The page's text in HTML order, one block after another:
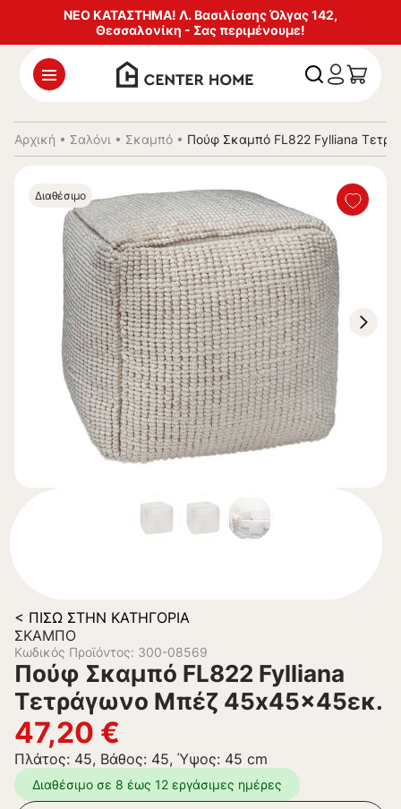
ΝΕΟ ΚΑΤΑΣΤΗΜΑ! Λ. Βασιλίσσης Όλγας 142,
Θεσσαλονίκη - Σας περιμένουμε!
Αρχική • Σαλόνι • Σκαμπό • Πούφ Σκαμπό FL822 Fylliana
Διαθέσιμο
< ΠΊΣΩ ΣΤΗΝ ΚΑΤΗΓΟΡΊΑ
ΣΚΑΜΠΌ
Κωδικός Προϊόντος: 300-08569
Πούφ Σκαμπό FL822 Fylliana
Τετράγωνο Μπέζ 45x45x45εκ.
47,20 €
Πλάτος: 45, Βάθος: 45, Ύψος: 45 cm
Διαθέσιμο σε 8 έως 12 εργάσιμες ημέρες